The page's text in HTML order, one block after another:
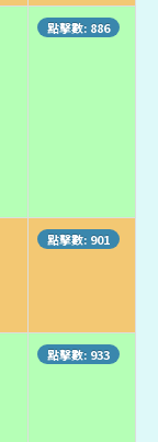
點擊數: 886
點擊數: 901
點擊數: 933